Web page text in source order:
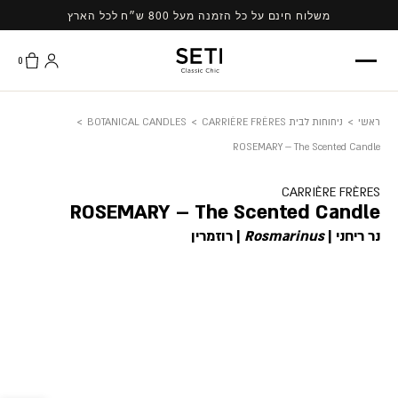
content
משלוח חינם על כל הזמנה מעל 800 ש״ח לכל הארץ
0
ראשי > ניחוחות לבית CARRIÈRE FRÈRES >
BOTANICAL CANDLES
>
ROSEMARY – The Scented Candle
CARRIÈRE FRÈRES
ROSEMARY – The Scented Candle
נר ריחני |Rosmarinus | רוזמרין